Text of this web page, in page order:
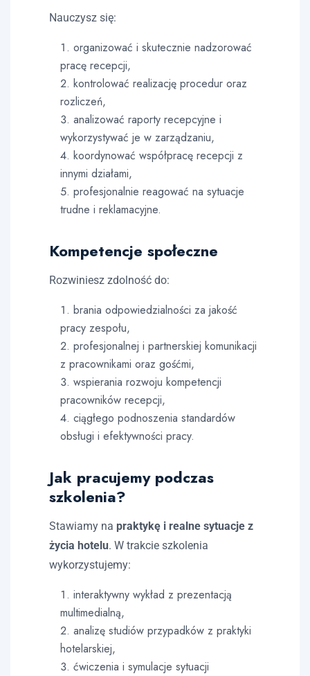
Nauczysz się:
organizować i skutecznie nadzorować
pracę recepcji,
kontrolować realizację procedur oraz
rozliczeń,
analizować raporty recepcyjne i
wykorzystywać je w zarządzaniu,
koordynować współpracę recepcji z
innymi działami,
profesjonalnie reagować na sytuacje
trudne i reklamacyjne.
Kompetencje społeczne
Rozwiniesz zdolność do:
brania odpowiedzialności za jakość
pracy zespołu,
profesjonalnej i partnerskiej komunikacji
z pracownikami oraz gośćmi,
wspierania rozwoju kompetencji
pracowników recepcji,
ciągłego podnoszenia standardów
obsługi i efektywności pracy.
Jak pracujemy podczas
szkolenia?
Stawiamy na praktykę i realne sytuacje z
życia hotelu. W trakcie szkolenia
wykorzystujemy:
interaktywny wykład z prezentacją
multimedialną,
analizę studiów przypadków z praktyki
hotelarskiej,
ćwiczenia i symulacje sytuacji